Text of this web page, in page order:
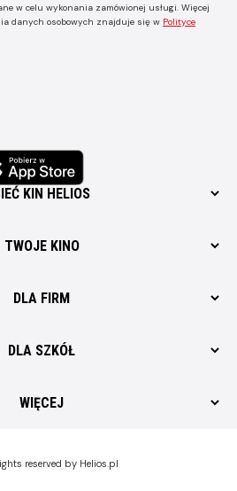
w celu wykonania zamówionej usługi. Więcej
danych osobowych znajduje się w Polityce
KIN HELIOS
TWOJE KINO
DLA FIRM
DLA SZKÓŁ
WIĘCEJ
reserved by Helios.pl